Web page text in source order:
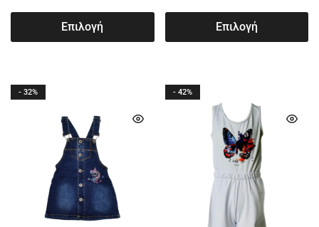
Επιλογή Επιλογή
- 32% - 42%